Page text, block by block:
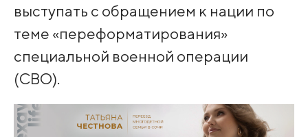
выступать с обращением к нации по
теме «переформатирования»
специальной военной операции
(СВО).